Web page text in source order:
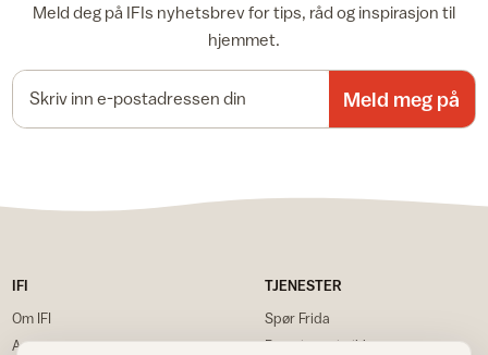
Meld deg på IFIs nyhetsbrev for tips, råd og inspirasjon til
hjemmet.
Meld meg på
IFI
Om IFI
Ansatte
TJENESTER
Spør Frida
Bransjestatistikk